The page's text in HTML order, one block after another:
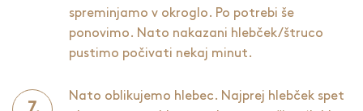
spreminjamo v okroglo. Po potrebi še
ponovimo. Nato nakazani hlebček/štruco
pustimo počivati nekaj minut.
Nato oblikujemo hlebec. Najprej hlebček spet